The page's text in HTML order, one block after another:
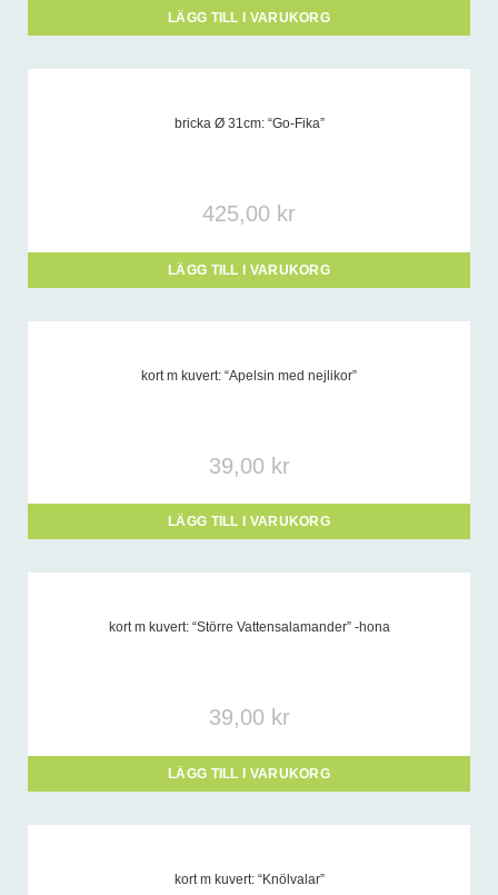
LÄGG TILL I VARUKORG
bricka Ø 31cm: “Go-Fika”
425,00 kr
LÄGG TILL I VARUKORG
kort m kuvert: “Apelsin med nejlikor”
39,00 kr
LÄGG TILL I VARUKORG
kort m kuvert: “Större Vattensalamander” -hona
39,00 kr
LÄGG TILL I VARUKORG
kort m kuvert: “Knölvalar”